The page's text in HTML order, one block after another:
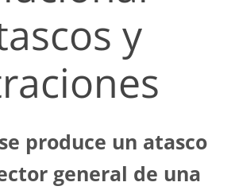
y
produce un atasco
general de una